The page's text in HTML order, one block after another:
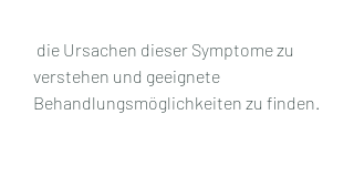
verstehen und geeignete
Behandlungsmöglichkeiten zu finden.